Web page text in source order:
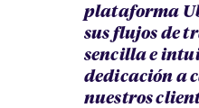
plataforma
sus flujos de
sencilla e
dedicación a
nuestros